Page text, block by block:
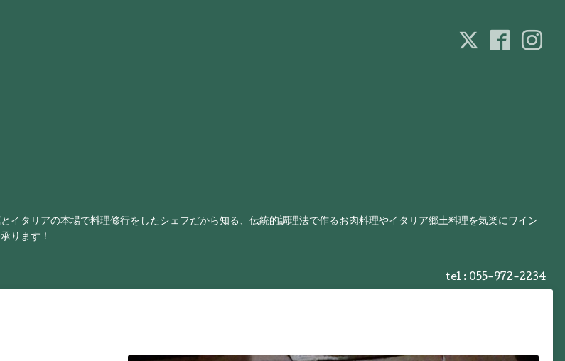
タリアの本場で料理修行をしたシェフだから知る、伝統的調理法で作るお肉料理やイタリア郷土料理を気楽にワイン
ります！
tel : 055-972-2234